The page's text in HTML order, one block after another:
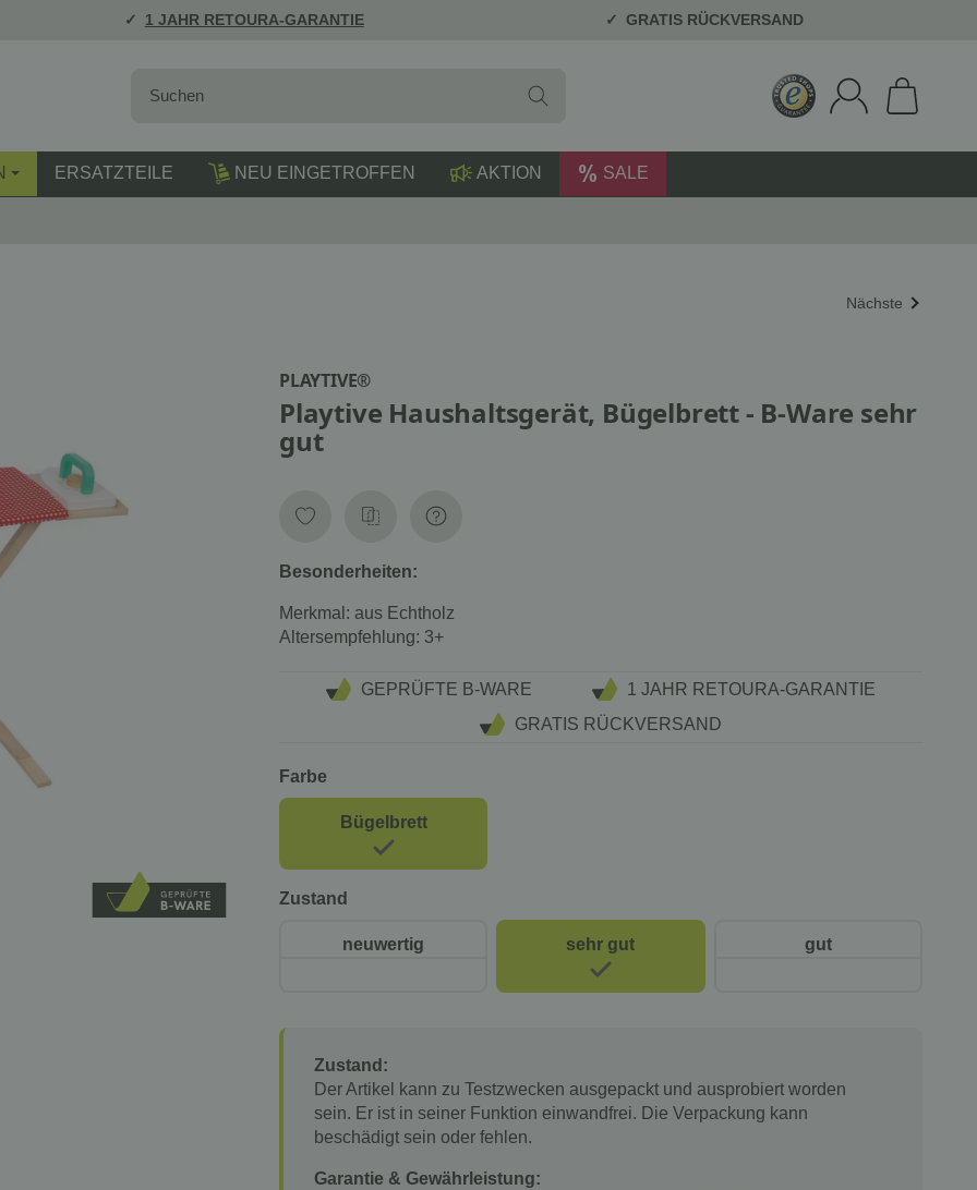
1 JAHR RETOURA-GARANTIE GRATIS RÜCKVERSAND
ERSATZTEILE NEU EINGETROFFEN AKTION SALE
Nächste
PLAYTIVE®
Playtive Haushaltsgerät, Bügelbrett - B-Ware sehr
gut
Besonderheiten:
Merkmal: aus Echtholz
Altersempfehlung: 3+
GEPRÜFTE B-WARE
1 JAHR RETOURA-GARANTIE
GRATIS RÜCKVERSAND
Farbe
Bügelbrett
Zustand
neuwertig sehr gut gut
Zustand:
Der Artikel kann zu Testzwecken ausgepackt und ausprobiert worden
sein. Er ist in seiner Funktion einwandfrei. Die Verpackung kann
beschädigt sein oder fehlen.
Garantie & Gewährleistung: